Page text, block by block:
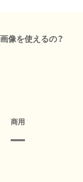
像を使えるの？
商用